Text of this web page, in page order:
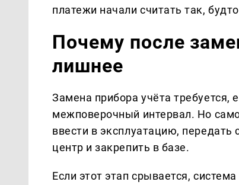
платежи начали считать так,
Почему после
лишнее
Замена прибора учёта требуется,
межповерочный интервал. Но
ввести в эксплуатацию,
центр и закрепить в базе.
Если этот этап срывается,